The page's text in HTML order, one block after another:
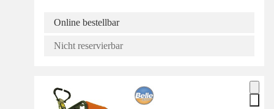
Online bestellbar
Nicht reservierbar